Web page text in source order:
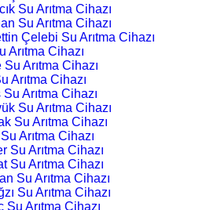
Su Arıtma Cihazı
Su Arıtma Cihazı
Çelebi Su Arıtma Cihazı
Arıtma Cihazı
Su Arıtma Cihazı
Arıtma Cihazı
Arıtma Cihazı
Su Arıtma Cihazı
Su Arıtma Cihazı
Arıtma Cihazı
Su Arıtma Cihazı
Su Arıtma Cihazı
Su Arıtma Cihazı
Su Arıtma Cihazı
Su Arıtma Cihazı